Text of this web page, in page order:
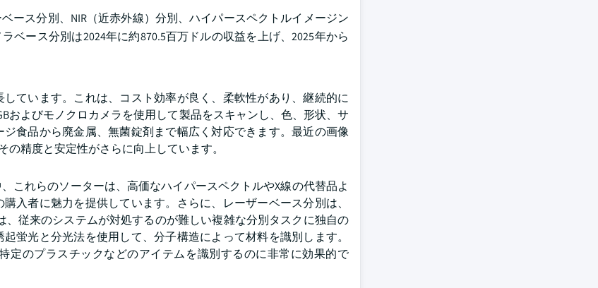
ース分別、NIR（近赤外線）分別、ハイパースペクトルイメージン
ース分別は2024年に約870.5百万ドルの収益を上げ、2025年から
ています。これは、コスト効率が良く、柔軟性があり、継続的に
およびモノクロカメラを使用して製品をスキャンし、色、形状、サ
食品から廃金属、無菌錠剤まで幅広く対応できます。最近の画像
精度と安定性がさらに向上しています。
これらのソーターは、高価なハイパースペクトルやX線の代替品よ
入者に魅力を提供しています。さらに、レーザーベース分別は、
、従来のシステムが対処するのが難しい複雑な分別タスクに独自の
蛍光と分光法を使用して、分子構造によって材料を識別します。
定のプラスチックなどのアイテムを識別するのに非常に効果的で